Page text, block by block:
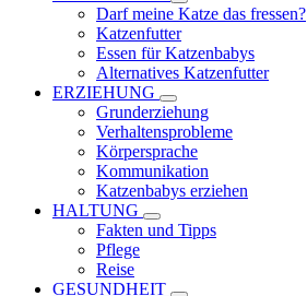
Darf meine Katze das fressen?
Katzenfutter
Essen für Katzenbabys
Alternatives Katzenfutter
ERZIEHUNG
Grunderziehung
Verhaltensprobleme
Körpersprache
Kommunikation
Katzenbabys erziehen
HALTUNG
Fakten und Tipps
Pflege
Reise
GESUNDHEIT